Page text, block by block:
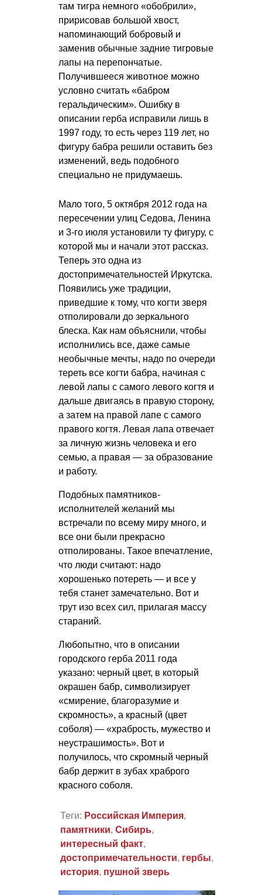
там тигра немного «обобрили»,
пририсовав большой хвост,
напоминающий бобровый и
заменив обычные задние тигровые
лапы на перепончатые.
Получившееся животное можно
условно считать «бабром
геральдическим». Ошибку в
описании герба исправили лишь в
1997 году, то есть через 119 лет, но
фигуру бабра решили оставить без
изменений, ведь подобного
специально не придумаешь.
Мало того, 5 октября 2012 года на
пересечении улиц Седова, Ленина
и 3-го июля установили ту фигуру, с
которой мы и начали этот рассказ.
Теперь это одна из
достопримечательностей Иркутска.
Появились уже традиции,
приведшие к тому, что когти зверя
отполировали до зеркального
блеска. Как нам объяснили, чтобы
исполнились все, даже самые
необычные мечты, надо по очереди
тереть все когти бабра, начиная с
левой лапы с самого левого когтя и
дальше двигаясь в правую сторону,
а затем на правой лапе с самого
правого когтя. Левая лапа отвечает
за личную жизнь человека и его
семью, а правая — за образование
и работу.
Подобных памятников-
исполнителей желаний мы
встречали по всему миру много, и
все они были прекрасно
отполированы. Такое впечатление,
что люди считают: надо
хорошенько потереть — и все у
тебя станет замечательно. Вот и
трут изо всех сил, прилагая массу
стараний.
Любопытно, что в описании
городского герба 2011 года
указано: черный цвет, в который
окрашен бабр, символизирует
«смирение, благоразумие и
скромность», а красный (цвет
соболя) — «храбрость, мужество и
неустрашимость». Вот и
получилось, что скромный черный
бабр держит в зубах храброго
красного соболя.
Теги: Российская Империя,
памятники, Сибирь,
интересный факт,
достопримечательности, гербы,
история, пушной зверь